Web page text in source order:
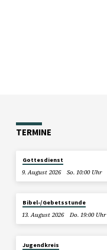
TERMINE
Gottesdienst
9. August 2026
So. 10:00 Uhr
Bibel-/Gebetsstunde
13. August 2026
Do. 19:00 Uhr
Jugendkreis